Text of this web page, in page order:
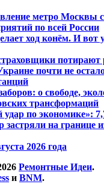
метро Москвы
по всей России
ход конём. И вот
потирают
почти не
о свободе,
трансформаций
удар по экономике»:
застряли на границе
2026 года
Ремонтные Идеи.
и BNM.